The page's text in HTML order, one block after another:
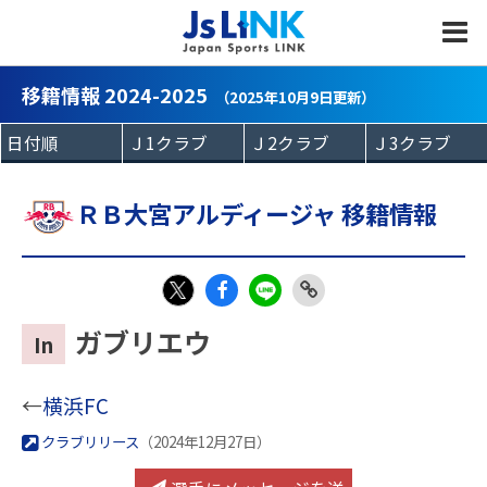
移籍情報 2024-2025 （2025年10月9日更新）
ＲＢ大宮アルディージャ 移籍情報
In ガブリエウ
←横浜FC
クラブリリース （2024年12月27日）